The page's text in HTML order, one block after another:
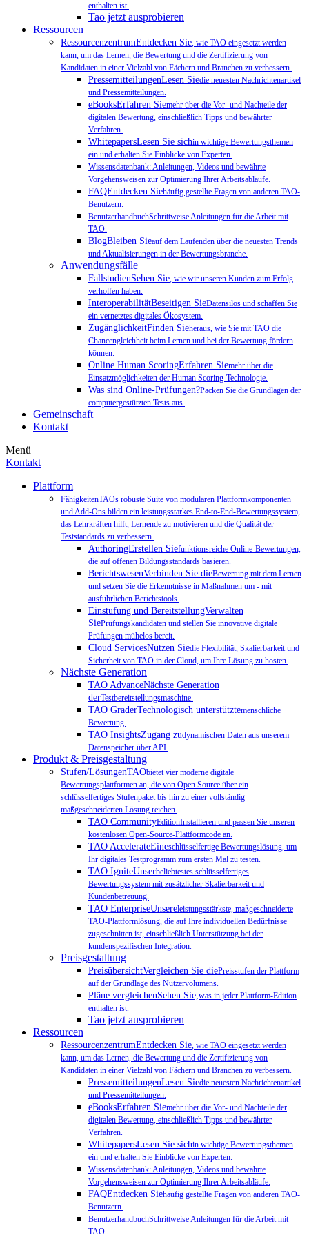
enthalten ist.
Tao jetzt ausprobieren
Ressourcen
RessourcenzentrumEntdecken Sie, wie TAO eingesetzt werden
kann, um das Lernen, die Bewertung und die Zertifizierung von
Kandidaten in einer Vielzahl von Fächern und Branchen zu verbessern.
PressemitteilungenLesen Siedie neuesten Nachrichtenartikel
und Pressemitteilungen.
eBooksErfahren Siemehr über die Vor- und Nachteile der
digitalen Bewertung, einschließlich Tipps und bewährter
Verfahren.
WhitepapersLesen Sie sichin wichtige Bewertungsthemen
ein und erhalten Sie Einblicke von Experten.
Wissensdatenbank: Anleitungen, Videos und bewährte
Vorgehensweisen zur Optimierung Ihrer Arbeitsabläufe.
FAQEntdecken Siehäufig gestellte Fragen von anderen TAO-
Benutzern.
BenutzerhandbuchSchrittweise Anleitungen für die Arbeit mit
TAO.
BlogBleiben Sieauf dem Laufenden über die neuesten Trends
und Aktualisierungen in der Bewertungsbranche.
Anwendungsfälle
FallstudienSehen Sie, wie wir unseren Kunden zum Erfolg
verholfen haben.
InteroperabilitätBeseitigen SieDatensilos und schaffen Sie
ein vernetztes digitales Ökosystem.
ZugänglichkeitFinden Sieheraus, wie Sie mit TAO die
Chancengleichheit beim Lernen und bei der Bewertung fördern
können.
Online Human ScoringErfahren Siemehr über die
Einsatzmöglichkeiten der Human Scoring-Technologie.
Was sind Online-Prüfungen?Packen Sie die Grundlagen der
computergestützten Tests aus.
Gemeinschaft
Kontakt
Menü
Kontakt
Plattform
FähigkeitenTAOs robuste Suite von modularen Plattformkomponenten
und Add-Ons bilden ein leistungsstarkes End-to-End-Bewertungssystem,
das Lehrkräften hilft, Lernende zu motivieren und die Qualität der
Teststandards zu verbessern.
AuthoringErstellen Siefunktionsreiche Online-Bewertungen,
die auf offenen Bildungsstandards basieren.
BerichtswesenVerbinden Sie dieBewertung mit dem Lernen
und setzen Sie die Erkenntnisse in Maßnahmen um - mit
ausführlichen Berichtstools.
Einstufung und BereitstellungVerwalten
SiePrüfungskandidaten und stellen Sie innovative digitale
Prüfungen mühelos bereit.
Cloud ServicesNutzen Siedie Flexibilität, Skalierbarkeit und
Sicherheit von TAO in der Cloud, um Ihre Lösung zu hosten.
Nächste Generation
TAO AdvanceNächste Generation
derTestbereitstellungsmaschine.
TAO GraderTechnologisch unterstütztemenschliche
Bewertung.
TAO InsightsZugang zudynamischen Daten aus unserem
Datenspeicher über API.
Produkt & Preisgestaltung
Stufen/LösungenTAObietet vier moderne digitale
Bewertungsplattformen an, die von Open Source über ein
schlüsselfertiges Stufenpaket bis hin zu einer vollständig
maßgeschneiderten Lösung reichen.
TAO CommunityEditionInstallieren und passen Sie unseren
kostenlosen Open-Source-Plattformcode an.
TAO AccelerateEineschlüsselfertige Bewertungslösung, um
Ihr digitales Testprogramm zum ersten Mal zu testen.
TAO IgniteUnserbeliebtestes schlüsselfertiges
Bewertungssystem mit zusätzlicher Skalierbarkeit und
Kundenbetreuung.
TAO EnterpriseUnsereleistungsstärkste, maßgeschneiderte
TAO-Plattformlösung, die auf Ihre individuellen Bedürfnisse
zugeschnitten ist, einschließlich Unterstützung bei der
kundenspezifischen Integration.
Preisgestaltung
PreisübersichtVergleichen Sie diePreisstufen der Plattform
auf der Grundlage des Nutzervolumens.
Pläne vergleichenSehen Sie,was in jeder Plattform-Edition
enthalten ist.
Tao jetzt ausprobieren
Ressourcen
RessourcenzentrumEntdecken Sie, wie TAO eingesetzt werden
kann, um das Lernen, die Bewertung und die Zertifizierung von
Kandidaten in einer Vielzahl von Fächern und Branchen zu verbessern.
PressemitteilungenLesen Siedie neuesten Nachrichtenartikel
und Pressemitteilungen.
eBooksErfahren Siemehr über die Vor- und Nachteile der
digitalen Bewertung, einschließlich Tipps und bewährter
Verfahren.
WhitepapersLesen Sie sichin wichtige Bewertungsthemen
ein und erhalten Sie Einblicke von Experten.
Wissensdatenbank: Anleitungen, Videos und bewährte
Vorgehensweisen zur Optimierung Ihrer Arbeitsabläufe.
FAQEntdecken Siehäufig gestellte Fragen von anderen TAO-
Benutzern.
BenutzerhandbuchSchrittweise Anleitungen für die Arbeit mit
TAO.